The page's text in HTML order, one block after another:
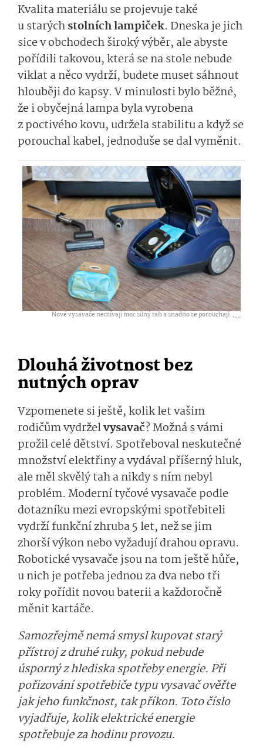
Kvalita materiálu se projevuje také
u starýchstolních lampiček. Dneska je jich
sice v obchodech široký výběr, ale abyste
pořídili takovou, která se na stole nebude
viklat a něco vydrží, budete muset sáhnout
hlouběji do kapsy. V minulosti bylo běžné,
že i obyčejná lampa byla vyrobena
z poctivého kovu, udržela stabilitu a když se
porouchal kabel, jednoduše se dal vyměnit.
Nové vysavače nemívají moc silný tah a snadno se porouchají. ,...
Dlouhá životnost bez
nutných oprav
Vzpomenete si ještě, kolik let vašim
rodičům vydrželvysavač? Možná s vámi
prožil celé dětství. Spotřeboval neskutečné
množství elektřiny a vydával příšerný hluk,
ale měl skvělý tah a nikdy s ním nebyl
problém. Moderní tyčové vysavače podle
dotazníku mezi evropskými spotřebiteli
vydrží funkční zhruba 5 let, než se jim
zhorší výkon nebo vyžadují drahou opravu.
Robotické vysavače jsou na tom ještě hůře,
u nich je potřeba jednou za dva nebo tři
roky pořídit novou baterii a každoročně
měnit kartáče.
Samozřejmě nemá smysl kupovat starý
přístroj z druhé ruky, pokud nebude
úsporný z hlediska spotřeby energie. Při
pořizování spotřebiče typu vysavač ověřte
jak jeho funkčnost, tak příkon. Toto číslo
vyjadřuje, kolik elektrické energie
spotřebuje za hodinu provozu.